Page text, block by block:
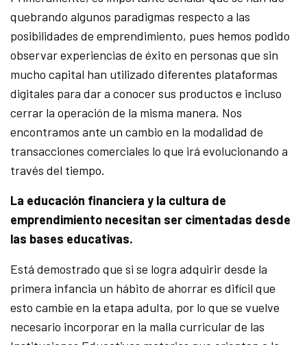
quebrando algunos paradigmas respecto a las
posibilidades de emprendimiento, pues hemos podido
observar experiencias de éxito en personas que sin
mucho capital han utilizado diferentes plataformas
digitales para dar a conocer sus productos e incluso
cerrar la operación de la misma manera. Nos
encontramos ante un cambio en la modalidad de
transacciones comerciales lo que irá evolucionando a
través del tiempo.
La educación financiera y la cultura de
emprendimiento necesitan ser cimentadas desde
las bases educativas.
Está demostrado que si se logra adquirir desde la
primera infancia un hábito de ahorrar es difícil que
esto cambie en la etapa adulta, por lo que se vuelve
necesario incorporar en la malla curricular de las